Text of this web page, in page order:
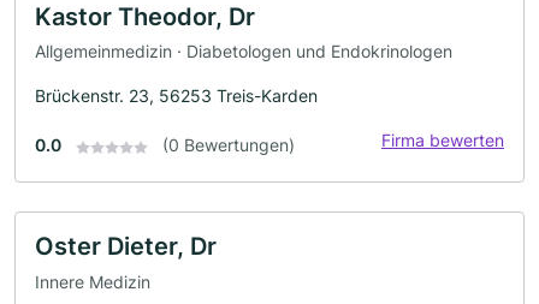
Kastor Theodor, Dr
Allgemeinmedizin · Diabetologen und Endokrinologen
Brückenstr. 23, 56253 Treis-Karden
0.0 (0 Bewertungen) Firma bewerten
Oster Dieter, Dr
Innere Medizin